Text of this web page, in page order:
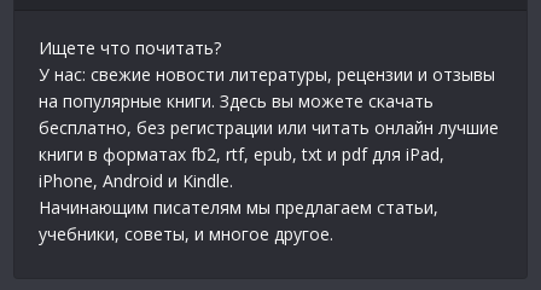
Ищете что почитать?
У нас: свежие новости литературы, рецензии и отзывы
на популярные книги. Здесь вы можете скачать
бесплатно, без регистрации или читать онлайн лучшие
книги в форматах fb2, rtf, epub, txt и pdf для iPad,
iPhone, Android и Kindle.
Начинающим писателям мы предлагаем статьи,
учебники, советы, и многое другое.